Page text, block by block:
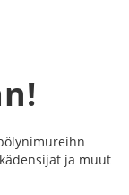
ja muut